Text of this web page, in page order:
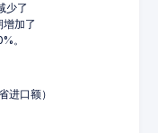
少了
加了
。
进口额）